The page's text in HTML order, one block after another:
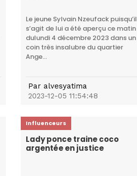
Le jeune Sylvain Nzeufack puisqu’il
s’agit de lui a été aperçu ce matin
dulundi 4 décembre 2023 dans un
coin très insalubre du quartier
Ange...
Paralvesyatima
2023-12-05 11:54:48
Influenceurs
Lady ponce traine coco
argentée en justice